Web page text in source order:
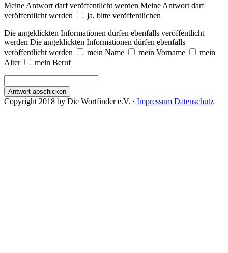
Meine Antwort darf veröffentlicht werden Meine Antwort darf
veröffentlicht werden
ja, bitte veröffentlichen
Die angeklickten Informationen dürfen ebenfalls veröffentlicht
werden Die angeklickten Informationen dürfen ebenfalls
veröffentlicht werden
mein Name mein Vorname
mein
Alter
mein Beruf
Antwort abschicken
Copyright 2018 by Die Wortfinder e.V. · Impressum Datenschutz